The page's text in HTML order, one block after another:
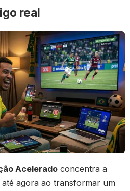
real
Acelerado concentra a
agora ao transformar um